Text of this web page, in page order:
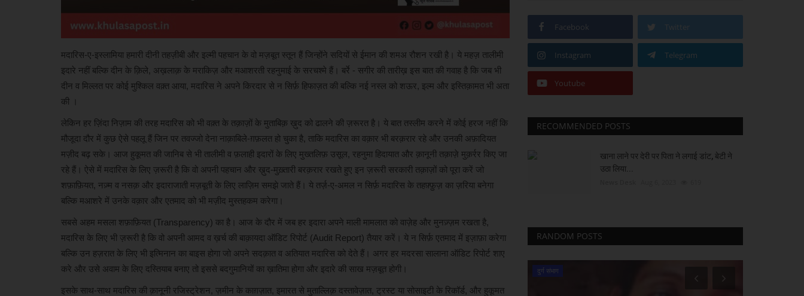
मदारिस-ए-इस्लामिया हमारी दीनी तहज़ीबी और इल्मी पहचान के वो मज़बूत स्तून हैं जिन्होंने सदियों से ईमान की शमअ रौशन रखी है। ये महज़ तालीमी
इदारे नहीं बल्कि दीन के क़िले, अख़लाक़ के मराकिज़ और मआशरती रहनुमाई के सरचश्मे हैं। बर्रे - सगीर की तारीख़ इस बात की गवाह है कि जब भी
दीन व मिल्लत पर कोई मुश्किल वक़्त आया, मदारिस ने अपने किरदार से न सिर्फ़ हिफाज़त की बल्कि नई नस्ल को शऊर, इल्म और इस्तिक़ामत भी अता
की ।
लेकिन हर ज़िंदा निज़ाम की तरह मदारिस को भी वक़्त के तक़ाज़ों के मुताबिक़ ख़ुद को ढालने की ज़रूरत है। ये बात तस्लीम करने में कोई हरज नहीं कि
मौजूदा दौर में कुछ ऐसे पहलू हैं जिन पर तवज्जो देना नाक़ाबिले-ग़फ़लत हो चुका है, ताकि मदारिस का वक़ार भी बरक़रार रहे और उनकी अफ़ादियत
मज़ीद बढ़ सके। आज हुकूमत की जानिब से भी तालीमी व फ़लाही इदारों के लिए मुख्तलिफ़ उसूल, रहनुमा हिदायात और क़ानूनी तक़ाज़े मुक़र्रर किए जा
रहे हैं। ऐसे में मदारिस के लिए ज़रूरी है कि वो अपनी पहचान और ख़ुद-मुख़्तारी बरक़रार रखते हुए इन ज़रूरी सरकारी तक़ाज़ों को पूरा करें जो
शफ़ाफ़ियत, नज़्म व नसक़ और इदाराजाती मज़बूती के लिए लाज़िम समझे जाते हैं। ये तर्ज़-ए-अमल न सिर्फ़ मदारिस के तहफ़्फ़ुज़ का ज़रिया बनेगा
बल्कि मआशरे में उनके वक़ार और एतमाद को भी मज़ीद मुस्तहकम करेगा।
सबसे अहम मसला शफ़ाफ़ियत (Transparency) का है। आज के दौर में जब हर इदारा अपने माली मामलात को वाज़ेह और मुनज़्ज़म रखता है,
मदारिस के लिए भी ज़रूरी है कि वो अपनी आमद व ख़र्च की बाक़ायदा ऑडिट रिपोर्ट (Audit Report) तैयार करें। ये न सिर्फ़ एतमाद में इज़ाफ़ा करेगा
बल्कि उन हज़रात के लिए भी इत्मिनान का बाइस होगा जो अपने सदक़ात व अतियात मदारिस को देते हैं। अगर हर मदरसा सालाना ऑडिट रिपोर्ट शाए
करे और उसे अवाम के लिए दस्तियाब बनाए तो इससे बदगुमानियों का ख़ातिमा होगा और इदारे की साख मज़बूत होगी।
इसके साथ-साथ मदारिस की क़ानूनी रजिस्ट्रेशन, ज़मीन के काग़ज़ात, इमारत से मुताल्लिक़ दस्तावेज़ात, ट्रस्ट या सोसाइटी के रिकॉर्ड, और हुकूमत
Facebook Twitter
Instagram Telegram
Youtube
RECOMMENDED POSTS
खाना लाने पर देरी पर पिता ने लगाई डांट, बेटी ने
उठा लिया...
RANDOM POSTS
व्यापार रायपुर संभाग दुर्ग संभाग